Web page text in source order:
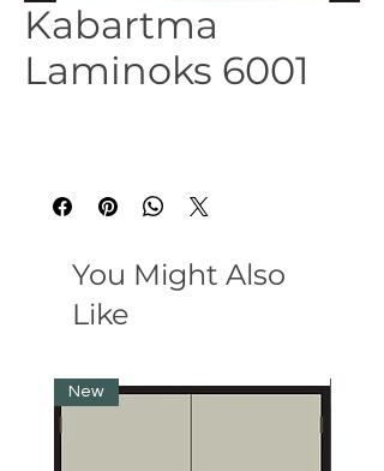
Kabartma
Laminoks 6001
You Might Also
Like
New